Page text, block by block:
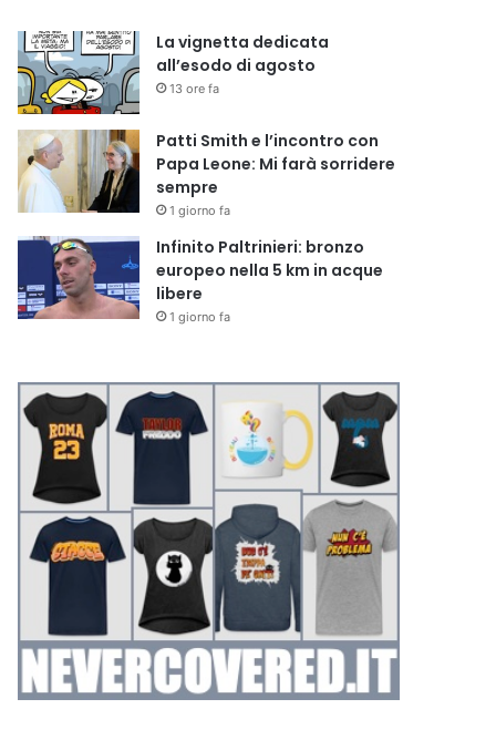
La vignetta dedicata
all’esodo di agosto
13 ore fa
Patti Smith e l’incontro con
Papa Leone: Mi farà sorridere
sempre
1 giorno fa
Infinito Paltrinieri: bronzo
europeo nella 5 km in acque
libere
1 giorno fa